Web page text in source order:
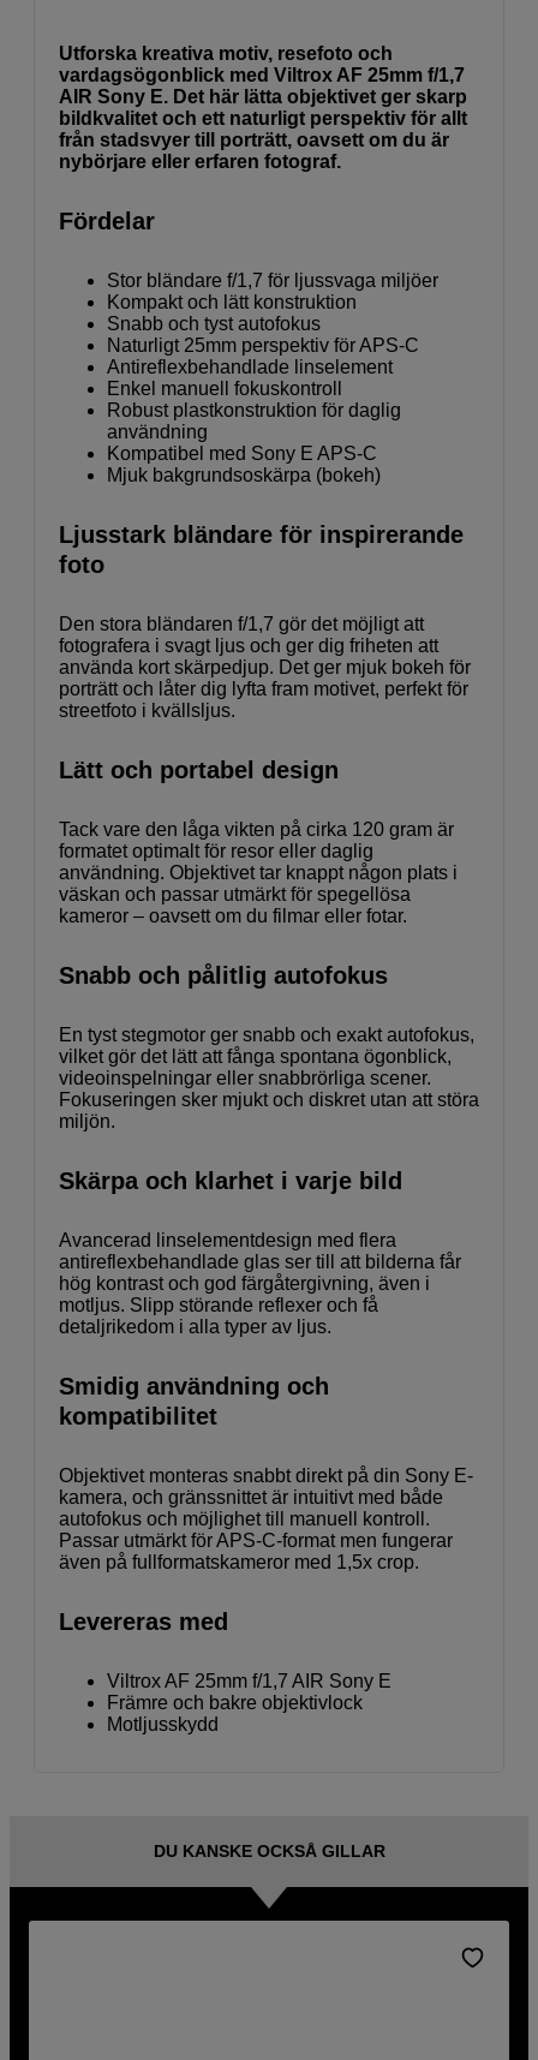
Utforska kreativa motiv, resefoto och
vardagsögonblick med Viltrox AF 25mm f/1,7
AIR Sony E. Det här lätta objektivet ger skarp
bildkvalitet och ett naturligt perspektiv för allt
från stadsvyer till porträtt, oavsett om du är
nybörjare eller erfaren fotograf.
Fördelar
Stor bländare f/1,7 för ljussvaga miljöer
Kompakt och lätt konstruktion
Snabb och tyst autofokus
Naturligt 25mm perspektiv för APS-C
Antireflexbehandlade linselement
Enkel manuell fokuskontroll
Robust plastkonstruktion för daglig
användning
Kompatibel med Sony E APS-C
Mjuk bakgrundsoskärpa (bokeh)
Ljusstark bländare för inspirerande
foto
Den stora bländaren f/1,7 gör det möjligt att
fotografera i svagt ljus och ger dig friheten att
använda kort skärpedjup. Det ger mjuk bokeh för
porträtt och låter dig lyfta fram motivet, perfekt för
streetfoto i kvällsljus.
Lätt och portabel design
Tack vare den låga vikten på cirka 120 gram är
formatet optimalt för resor eller daglig
användning. Objektivet tar knappt någon plats i
väskan och passar utmärkt för spegellösa
kameror – oavsett om du filmar eller fotar.
Snabb och pålitlig autofokus
En tyst stegmotor ger snabb och exakt autofokus,
vilket gör det lätt att fånga spontana ögonblick,
videoinspelningar eller snabbrörliga scener.
Fokuseringen sker mjukt och diskret utan att störa
miljön.
Skärpa och klarhet i varje bild
Avancerad linselementdesign med flera
antireflexbehandlade glas ser till att bilderna får
hög kontrast och god färgåtergivning, även i
motljus. Slipp störande reflexer och få
detaljrikedom i alla typer av ljus.
Smidig användning och
kompatibilitet
Objektivet monteras snabbt direkt på din Sony E-
kamera, och gränssnittet är intuitivt med både
autofokus och möjlighet till manuell kontroll.
Passar utmärkt för APS-C-format men fungerar
även på fullformatskameror med 1,5x crop.
Levereras med
Viltrox AF 25mm f/1,7 AIR Sony E
Främre och bakre objektivlock
Motljusskydd
DU KANSKE OCKSÅ GILLAR